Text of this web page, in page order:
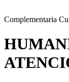
Complementaria